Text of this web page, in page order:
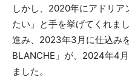
しかし、2020年にアドリア
たい」と手を挙げてくれま
進み、2023年3月に仕込み
BLANCHE」が、2024年4
ました。